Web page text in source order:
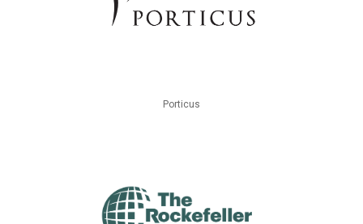
Porticus